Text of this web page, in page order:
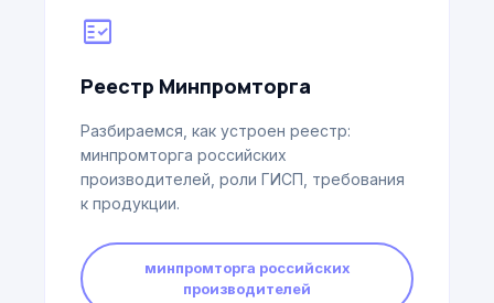
fact_check
Реестр Минпромторга
Разбираемся, как устроен реестр:
минпромторга российских
производителей, роли ГИСП, требования
к продукции.
минпромторга российских
производителей